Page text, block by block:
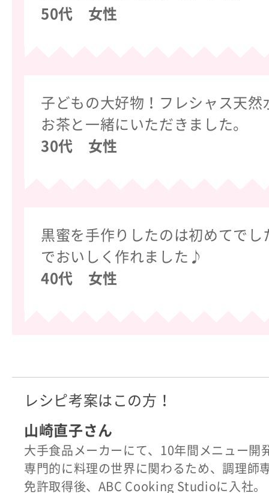
50代 女性
子どもの大好物！フレシャス天然
お茶と一緒にいただきました。
30代 女性
黒蜜を手作りしたのは初めてでし
でおいしく作れました♪
40代 女性
レシピ考案はこの方！
山崎直子さん
大手食品メーカーにて、10年間メニュー開
専門的に料理の世界に関わるため、調理師
免許取得後、ABC Cooking Studioに入社。